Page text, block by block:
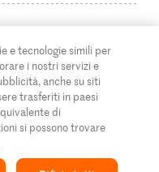
e tecnologie simili per
i nostri servizi e
anche su siti
trasferiti in paesi
di
si possono trovare